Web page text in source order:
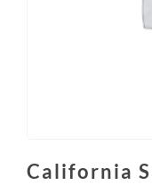
California